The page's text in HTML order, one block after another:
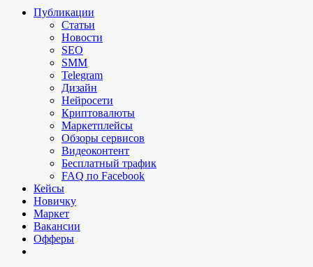
Публикации
Статьи
Новости
SEO
SMM
Telegram
Дизайн
Нейросети
Криптовалюты
Маркетплейсы
Обзоры сервисов
Видеоконтент
Бесплатный трафик
FAQ по Facebook
Кейсы
Новичку
Маркет
Вакансии
Офферы